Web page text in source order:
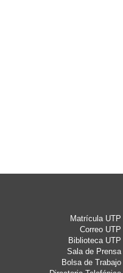
Matrícula UTP
Correo UTP
Biblioteca UTP
Sala de Prensa
Bolsa de Trabajo